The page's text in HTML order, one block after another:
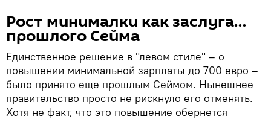
Рост минималки как заслуга…
прошлого Сейма
Единственное решение в "левом стиле" – о
повышении минимальной зарплаты до 700 евро –
было принято еще прошлым Сеймом. Нынешнее
правительство просто не рискнуло его отменять.
Хотя не факт, что это повышение обернется